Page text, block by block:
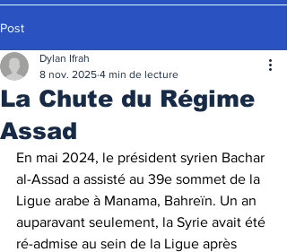
Actualités et Opinions
Post
La Chute du Régime
Assad
Dylan Ifrah
8 nov. 2025 4 min de lecture
En mai 2024, le président syrien Bachar
al-Assad a assisté au 39e sommet de la
Ligue arabe à Manama, Bahreïn. Un an
auparavant seulement, la Syrie avait été
ré-admise au sein de la Ligue après